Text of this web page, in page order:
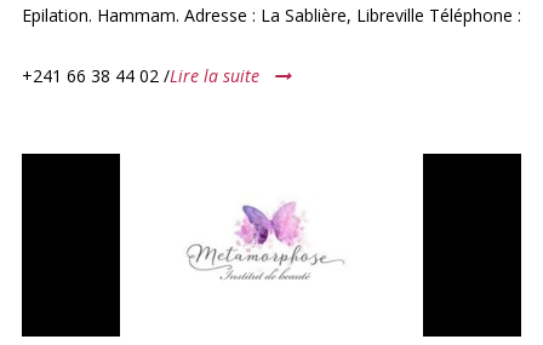
Epilation. Hammam. Adresse : La Sablière, Libreville Téléphone :
+241 66 38 44 02 /Lire la suite